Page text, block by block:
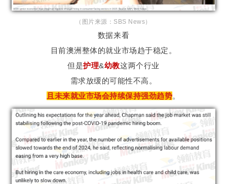
（图片来源：SBS News）
数据来看
目前澳洲整体的就业市场趋于稳定。
但是护理&幼教这两个行业
需求放缓的可能性不高。
且未来就业市场会持续保持强劲趋势。